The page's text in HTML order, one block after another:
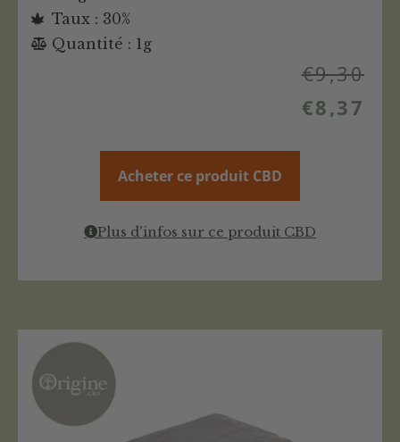
Taux : 30%
Quantité : 1g
€9,30
€8,37
Acheter ce produit CBD
Plus d'infos sur ce produit CBD